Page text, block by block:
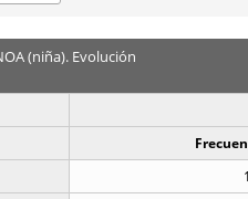
(niña). Evolución